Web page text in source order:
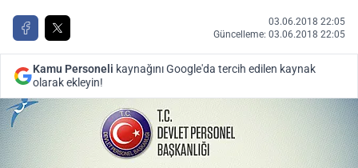
03.06.2018 22:05
Güncelleme: 03.06.2018 22:05
Kamu Personeli kaynağını Google'da tercih edilen kaynak
olarak ekleyin!